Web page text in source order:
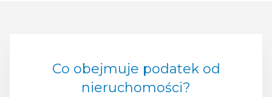
Co obejmuje podatek od
nieruchomości?